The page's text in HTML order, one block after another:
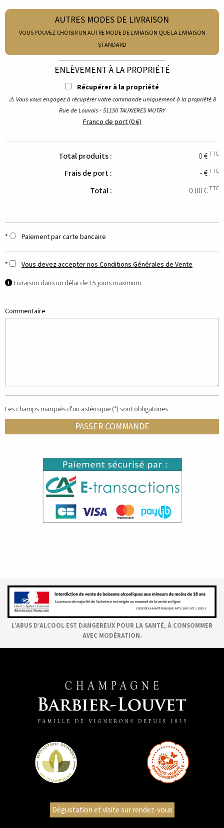
AUTRES MODES DE LIVRAISON
VOUS POUVEZ CHOISIR UN AUTRE MODE DE LIVRAISON QUE LA LIVRAISON
STANDARD
ENLÈVEMENT À LA PROPRIÉTÉ
Récupérer à la propriété
⚠️ Vous vous engagez à récupérer votre commande uniquement à la propriété 8
Rue de Louvois - 51150 TAUXIERES MUTRY
Franco de port (0 €)
Total produits :
Frais de port :
Total :
0€TTC
-€TTC
0.00€TTC
Paiement par carte bancaire
Vous devez accepter nos Conditions Générales de Vente
Livraison dans un délai de 15 jours maximum
Commentaire
Les champs marqués d'un astérisque (*) sont obligatoires
PASSER COMMANDE
L’ABUS D’ALCOOL EST DANGEREUX POUR LA SANTÉ, À CONSOMMER
AVEC MODÉRATION.
Dégustation et visite sur rendez-vous